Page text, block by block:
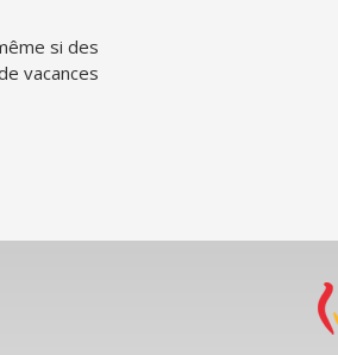
si des
vacances